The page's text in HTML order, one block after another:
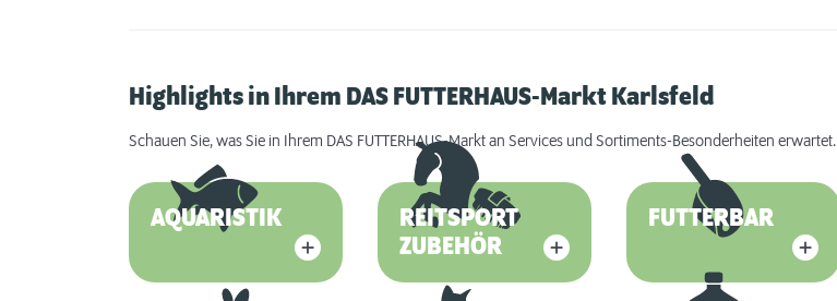
Highlights in Ihrem DAS FUTTERHAUS-Markt Karlsfeld
Schauen Sie, was Sie in Ihrem DAS FUTTERHAUS-Markt an Services und Sortiments-Besonderheiten erwartet.
AQUARISTIK
REITSPORT
ZUBEHÖR
FUTTERBAR